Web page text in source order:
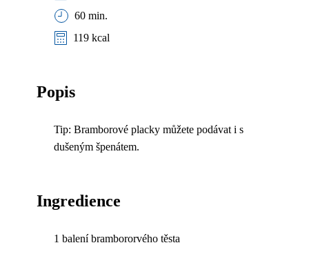
60 min.
119 kcal
Popis
Tip: Bramborové placky můžete podávat i s
dušeným špenátem.
Ingredience
1 balení brambororvého těsta